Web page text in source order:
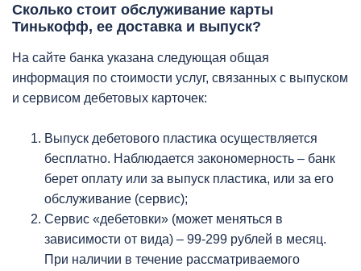
Сколько стоит обслуживание карты
Тинькофф, ее доставка и выпуск?
На сайте банка указана следующая общая
информация по стоимости услуг, связанных с выпуском
и сервисом дебетовых карточек:
Выпуск дебетового пластика осуществляется
бесплатно. Наблюдается закономерность – банк
берет оплату или за выпуск пластика, или за его
обслуживание (сервис);
Сервис «дебетовки» (может меняться в
зависимости от вида) – 99-299 рублей в месяц.
При наличии в течение рассматриваемого